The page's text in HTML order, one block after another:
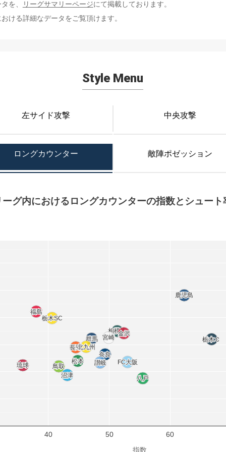
を、 リーグサマリーページにて掲載しております。
ける詳細なデータをご覧頂けます。
Style Menu
左サイド攻撃 中央攻撃
ロングカウンター 敵陣ポゼッション
ーグ内におけるロングカウンターの指数とシュート
八戸
八戸
福島
福島
栃木SC
栃木SC
栃木Ｃ
栃木Ｃ
群馬
群馬
相模原
相模原
松本
松本
長野
長野
金沢
金沢
沼津
沼津
岐阜
岐阜
FC大阪
FC大阪
奈良
奈良
鳥取
鳥取
讃岐
讃岐
北九州
北九州
宮崎
宮崎
鹿児島
鹿児島
琉球
琉球
40 50
60
指数